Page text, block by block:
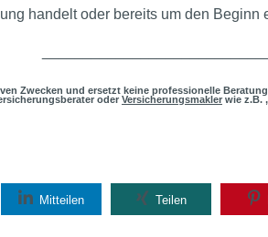
handelt oder bereits um den Beginn
Zwecken und ersetzt keine professionelle
oder Versicherungsmakler wie z.B.
Mitteilen Teilen